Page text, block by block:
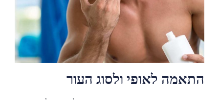
התאמה לאופי ולסוג העור